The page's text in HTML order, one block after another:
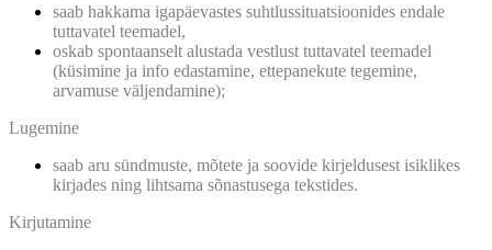
saab hakkama igapäevastes suhtlussituatsioonides endale
tuttavatel teemadel,
oskab spontaanselt alustada vestlust tuttavatel teemadel
(küsimine ja info edastamine, ettepanekute tegemine,
arvamuse väljendamine);
Lugemine
saab aru sündmuste, mõtete ja soovide kirjeldusest isiklikes
kirjades ning lihtsama sõnastusega tekstides.
Kirjutamine